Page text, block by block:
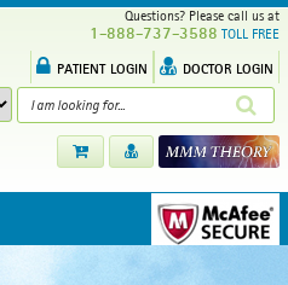
Questions? Please call us at
1-888-737-3588 TOLL FREE
PATIENT LOGIN DOCTOR LOGIN